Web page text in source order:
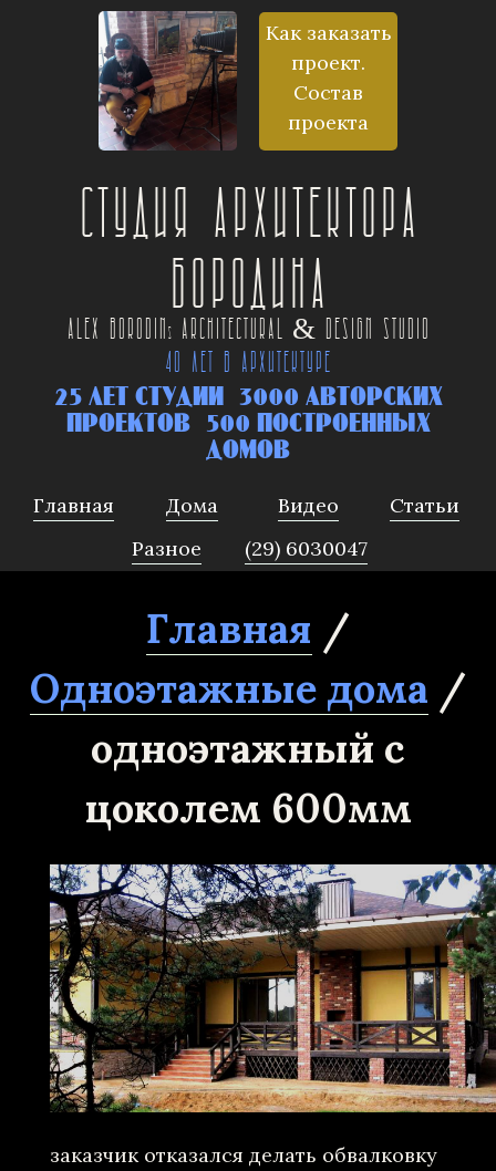
Как заказать
проект.
Состав
проекта
Студия архитектора
Бородина
Alex Borodins
Architectural & Design Studio
40 ЛЕТ В АРХИТЕКТУРЕ
25 ЛЕТ СТУДИИ 3000 АВТОРСКИХ
ПРОЕКТОВ 500 ПОСТРОЕННЫХ
ДОМОВ
Главная Дома Видео
Статьи
Разное
(29) 6030047
Главная /
Одноэтажные дома /
одноэтажный с
цоколем 600мм
заказчик отказался делать обвалковку